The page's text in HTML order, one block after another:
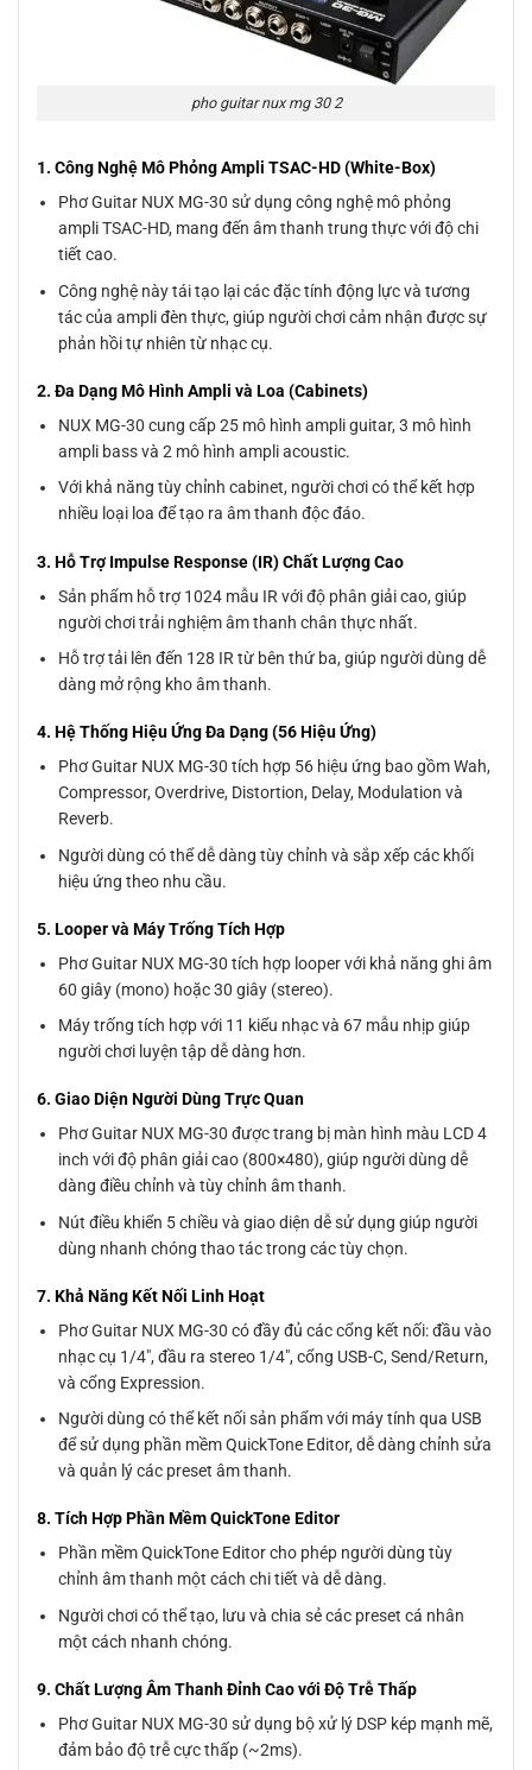
pho guitar nux mg 30 2
1. Công Nghệ Mô Phỏng Ampli TSAC-HD (White-Box)
Phơ Guitar NUX MG-30 sử dụng công nghệ mô phỏng
ampli TSAC-HD, mang đến âm thanh trung thực với độ chi
tiết cao.
Công nghệ này tái tạo lại các đặc tính động lực và tương
tác của ampli đèn thực, giúp người chơi cảm nhận được sự
phản hồi tự nhiên từ nhạc cụ.
2. Đa Dạng Mô Hình Ampli và Loa (Cabinets)
NUX MG-30 cung cấp 25 mô hình ampli guitar, 3 mô hình
ampli bass và 2 mô hình ampli acoustic.
Với khả năng tùy chỉnh cabinet, người chơi có thể kết hợp
nhiều loại loa để tạo ra âm thanh độc đáo.
3. Hỗ Trợ Impulse Response (IR) Chất Lượng Cao
Sản phẩm hỗ trợ 1024 mẫu IR với độ phân giải cao, giúp
người chơi trải nghiệm âm thanh chân thực nhất.
Hỗ trợ tải lên đến 128 IR từ bên thứ ba, giúp người dùng dễ
dàng mở rộng kho âm thanh.
4. Hệ Thống Hiệu Ứng Đa Dạng (56 Hiệu Ứng)
Phơ Guitar NUX MG-30 tích hợp 56 hiệu ứng bao gồm Wah,
Compressor, Overdrive, Distortion, Delay, Modulation và
Reverb.
Người dùng có thể dễ dàng tùy chỉnh và sắp xếp các khối
hiệu ứng theo nhu cầu.
5. Looper và Máy Trống Tích Hợp
Phơ Guitar NUX MG-30 tích hợp looper với khả năng ghi âm
60 giây (mono) hoặc 30 giây (stereo).
Máy trống tích hợp với 11 kiểu nhạc và 67 mẫu nhịp giúp
người chơi luyện tập dễ dàng hơn.
6. Giao Diện Người Dùng Trực Quan
Phơ Guitar NUX MG-30 được trang bị màn hình màu LCD 4
inch với độ phân giải cao (800×480), giúp người dùng dễ
dàng điều chỉnh và tùy chỉnh âm thanh.
Nút điều khiển 5 chiều và giao diện dễ sử dụng giúp người
dùng nhanh chóng thao tác trong các tùy chọn.
7. Khả Năng Kết Nối Linh Hoạt
Phơ Guitar NUX MG-30 có đầy đủ các cổng kết nối: đầu vào
nhạc cụ 1/4″, đầu ra stereo 1/4″, cổng USB-C, Send/Return,
và cổng Expression.
Người dùng có thể kết nối sản phẩm với máy tính qua USB
để sử dụng phần mềm QuickTone Editor, dễ dàng chỉnh sửa
và quản lý các preset âm thanh.
8. Tích Hợp Phần Mềm QuickTone Editor
Phần mềm QuickTone Editor cho phép người dùng tùy
chỉnh âm thanh một cách chi tiết và dễ dàng.
Người chơi có thể tạo, lưu và chia sẻ các preset cá nhân
một cách nhanh chóng.
9. Chất Lượng Âm Thanh Đỉnh Cao với Độ Trễ Thấp
Phơ Guitar NUX MG-30 sử dụng bộ xử lý DSP kép mạnh mẽ,
đảm bảo độ trễ cực thấp (~2ms).